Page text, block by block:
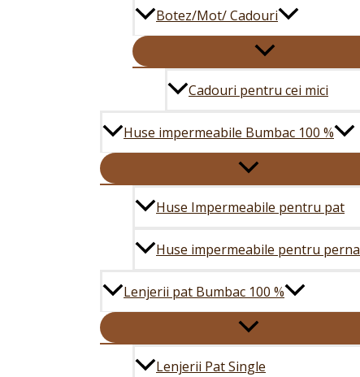
Botez/Mot/ Cadouri
Cadouri pentru cei mici
Huse impermeabile Bumbac 100 %
Huse Impermeabile pentru pat
Huse impermeabile pentru perna
Lenjerii pat Bumbac 100 %
Lenjerii Pat Single